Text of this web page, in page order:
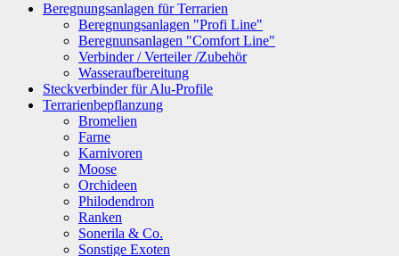
Beregnungsanlagen für Terrarien
Beregnungsanlagen "Profi Line"
Beregnunsanlagen "Comfort Line"
Verbinder / Verteiler /Zubehör
Wasseraufbereitung
Steckverbinder für Alu-Profile
Terrarienbepflanzung
Bromelien
Farne
Karnivoren
Moose
Orchideen
Philodendron
Ranken
Sonerila & Co.
Sonstige Exoten